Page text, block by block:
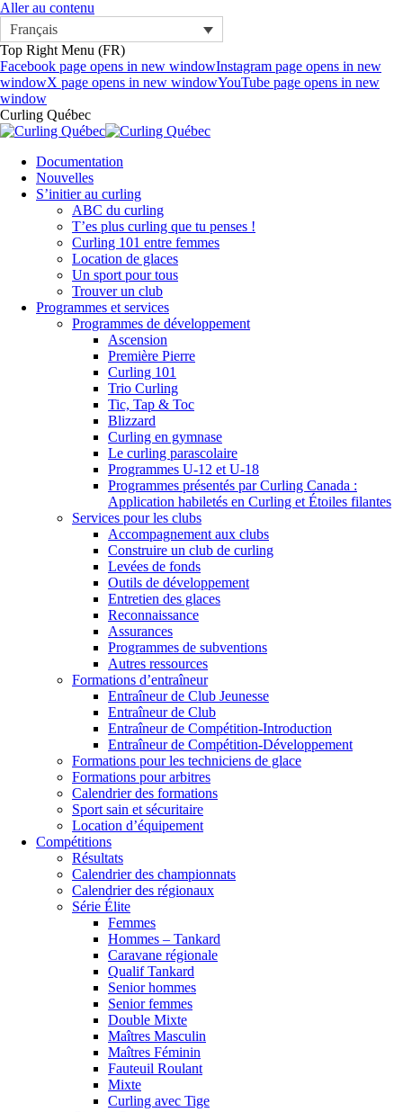
Aller au contenu
Français
Top Right Menu (FR)
Facebook page opens in new windowInstagram page opens in new
windowX page opens in new windowYouTube page opens in new
window
Curling Québec
Documentation
Nouvelles
S’initier au curling
ABC du curling
T’es plus curling que tu penses !
Curling 101 entre femmes
Location de glaces
Un sport pour tous
Trouver un club
Programmes et services
Programmes de développement
Ascension
Première Pierre
Curling 101
Trio Curling
Tic, Tap & Toc
Blizzard
Curling en gymnase
Le curling parascolaire
Programmes U-12 et U-18
Programmes présentés par Curling Canada :
Application habiletés en Curling et Étoiles filantes
Services pour les clubs
Accompagnement aux clubs
Construire un club de curling
Levées de fonds
Outils de développement
Entretien des glaces
Reconnaissance
Assurances
Programmes de subventions
Autres ressources
Formations d’entraîneur
Entraîneur de Club Jeunesse
Entraîneur de Club
Entraîneur de Compétition-Introduction
Entraîneur de Compétition-Développement
Formations pour les techniciens de glace
Formations pour arbitres
Calendrier des formations
Sport sain et sécuritaire
Location d’équipement
Compétitions
Résultats
Calendrier des championnats
Calendrier des régionaux
Série Élite
Femmes
Hommes – Tankard
Caravane régionale
Qualif Tankard
Senior hommes
Senior femmes
Double Mixte
Maîtres Masculin
Maîtres Féminin
Fauteuil Roulant
Mixte
Curling avec Tige